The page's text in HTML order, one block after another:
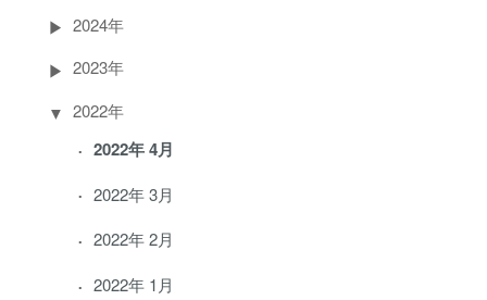
2024年
2023年
2022年
2022年 4月
2022年 3月
2022年 2月
2022年 1月